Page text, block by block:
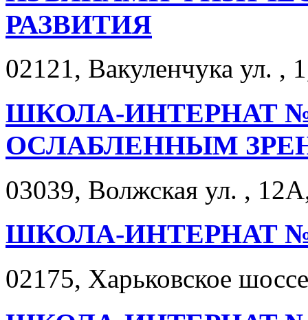
РАЗВИТИЯ
02121, Вакуленчука ул. ,
ШКОЛА-ИНТЕРНАТ
ОСЛАБЛЕННЫМ
03039, Волжская ул. ,
ШКОЛА-ИНТЕРНАТ
02175, Харьковское